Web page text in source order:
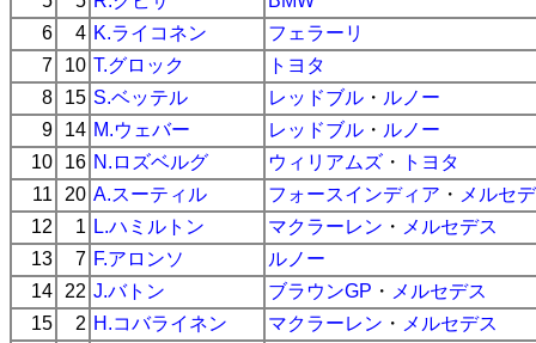
6
4 K.ライコネン
フェラーリ
7
10 T.グロック
トヨタ
8
15 S.ベッテル レッドブル ・ ルノー
9
14 M.ウェバー レッドブル ・ ルノー
10
16 N.ロズベルグ ウィリアムズ ・
トヨタ
11
20 A.スーティル フォースインディア ・ メルセ
12
1 L.ハミルトン マクラーレン ・ メルセデス
13
7 F.アロンソ
ルノー
14
22 J.バトン ブラウンGP ・ メルセデス
15
2 H.コバライネン マクラーレン ・ メルセデス